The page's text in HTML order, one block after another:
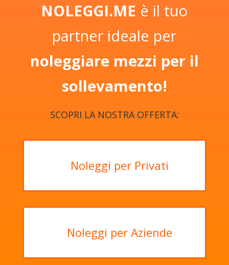
NOLEGGI.ME è il tuo
partner ideale per
noleggiare mezzi per il
sollevamento!
SCOPRI LA NOSTRA OFFERTA:
Noleggi per Privati
Noleggi per Aziende